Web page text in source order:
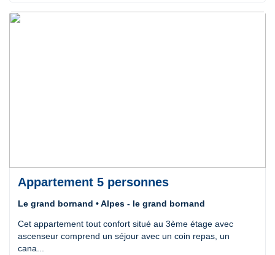
Appartement 5 personnes
Le grand bornand • Alpes - le grand bornand
Cet appartement tout confort situé au 3ème étage avec
ascenseur comprend un séjour avec un coin repas, un
cana...